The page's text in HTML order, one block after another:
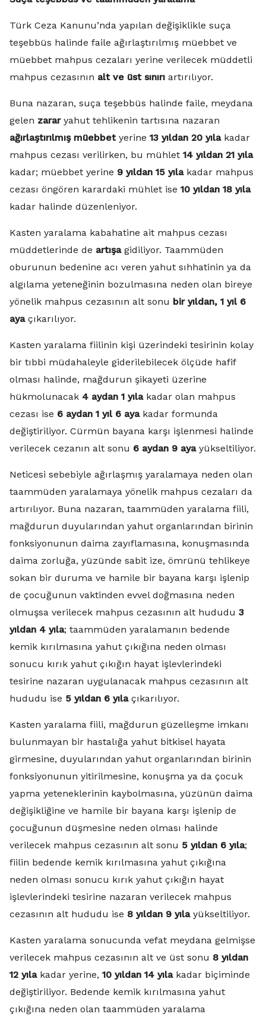
Türk Ceza Kanunu’nda yapılan değişiklikle suça
teşebbüs halinde faile ağırlaştırılmış müebbet ve
müebbet mahpus cezaları yerine verilecek müddetli
mahpus cezasının alt ve üst sınırı artırılıyor.
Buna nazaran, suça teşebbüs halinde faile, meydana
gelen zararyahut tehlikenin tartısına nazaran
ağırlaştırılmış müebbetyerine 13 yıldan 20 yılakadar
mahpus cezası verilirken, bu mühlet 14 yıldan 21 yıla
kadar; müebbet yerine 9 yıldan 15 yılakadar mahpus
cezası öngören karardaki mühlet ise 10 yıldan 18 yıla
kadar halinde düzenleniyor.
Kasten yaralama kabahatine ait mahpus cezası
müddetlerinde de artışagidiliyor. Taammüden
oburunun bedenine acı veren yahut sıhhatinin ya da
algılama yeteneğinin bozulmasına neden olan bireye
yönelik mahpus cezasının alt sonu bir yıldan, 1 yıl 6
ayaçıkarılıyor.
Kasten yaralama fiilinin kişi üzerindeki tesirinin kolay
bir tıbbi müdahaleyle giderilebilecek ölçüde hafif
olması halinde, mağdurun şikayeti üzerine
hükmolunacak 4 aydan 1 yılakadar olan mahpus
cezası ise 6 aydan 1 yıl 6 ayakadar formunda
değiştiriliyor. Cürmün bayana karşı işlenmesi halinde
verilecek cezanın alt sonu 6 aydan 9 ayayükseltiliyor.
Neticesi sebebiyle ağırlaşmış yaralamaya neden olan
taammüden yaralamaya yönelik mahpus cezaları da
artırılıyor. Buna nazaran, taammüden yaralama fiili,
mağdurun duyularından yahut organlarından birinin
fonksiyonunun daima zayıflamasına, konuşmasında
daima zorluğa, yüzünde sabit ize, ömrünü tehlikeye
sokan bir duruma ve hamile bir bayana karşı işlenip
de çocuğunun vaktinden evvel doğmasına neden
olmuşsa verilecek mahpus cezasının alt hududu 3
yıldan 4 yıla; taammüden yaralamanın bedende
kemik kırılmasına yahut çıkığına neden olması
sonucu kırık yahut çıkığın hayat işlevlerindeki
tesirine nazaran uygulanacak mahpus cezasının alt
hududu ise 5 yıldan 6 yılaçıkarılıyor.
Kasten yaralama fiili, mağdurun güzelleşme imkanı
bulunmayan bir hastalığa yahut bitkisel hayata
girmesine, duyularından yahut organlarından birinin
fonksiyonunun yitirilmesine, konuşma ya da çocuk
yapma yeteneklerinin kaybolmasına, yüzünün daima
değişikliğine ve hamile bir bayana karşı işlenip de
çocuğunun düşmesine neden olması halinde
verilecek mahpus cezasının alt sonu 5 yıldan 6 yıla;
fiilin bedende kemik kırılmasına yahut çıkığına
neden olması sonucu kırık yahut çıkığın hayat
işlevlerindeki tesirine nazaran verilecek mahpus
cezasının alt hududu ise 8 yıldan 9 yılayükseltiliyor.
Kasten yaralama sonucunda vefat meydana gelmişse
verilecek mahpus cezasının alt ve üst sonu 8 yıldan
12 yılakadar yerine, 10 yıldan 14 yılakadar biçiminde
değiştiriliyor. Bedende kemik kırılmasına yahut
çıkığına neden olan taammüden yaralama